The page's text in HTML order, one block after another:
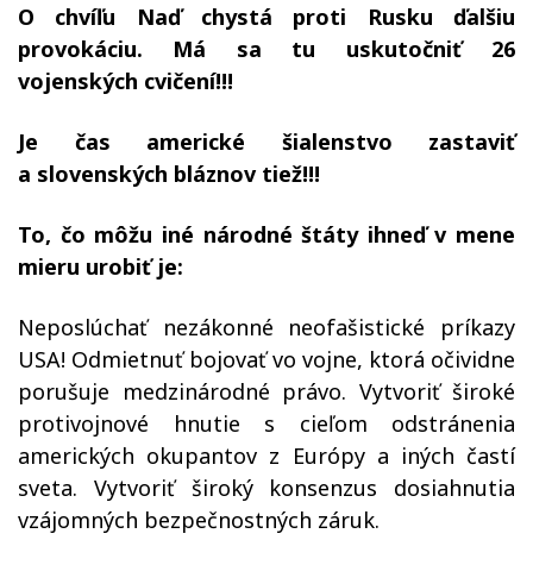
O chvíľu Naď chystá proti Rusku ďalšiu
provokáciu. Má sa tu uskutočniť 26
vojenských cvičení!!!
Je čas americké šialenstvo zastaviť
a slovenských bláznov tiež!!!
To, čo môžu iné národné štáty ihneď v mene
mieru urobiť je:
Neposlúchať nezákonné neofašistické príkazy
USA! Odmietnuť bojovať vo vojne, ktorá očividne
porušuje medzinárodné právo. Vytvoriť široké
protivojnové hnutie s cieľom odstránenia
amerických okupantov z Európy a iných častí
sveta. Vytvoriť široký konsenzus dosiahnutia
vzájomných bezpečnostných záruk.